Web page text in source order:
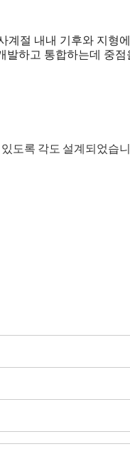
계절 내내 기후와 지형
하고 통합하는데 중점
도록 각도 설계되었습